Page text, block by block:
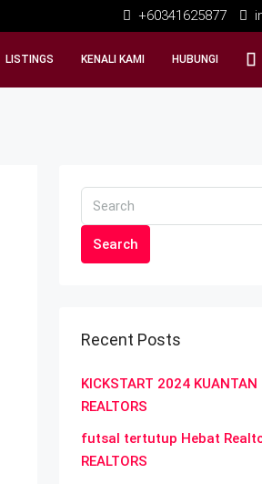
+60341625877
LISTINGS KENALI KAMI HUBUNGI
Search
Recent Posts
KICKSTART 2024 KUANTAN
REALTORS
futsal tertutup Hebat
REALTORS